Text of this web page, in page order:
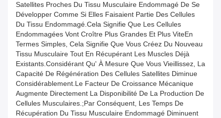
Satellites Proches Du Tissu Musculaire Endommagé De Se
Développer Comme Si Elles Faisaient Partie Des Cellules
Du Tissu Endommagé.Cela Signifie Que Les Cellules
Endommagées Vont Croître Plus Grandes Et Plus ViteEn
Termes Simples, Cela Signifie Que Vous Créez Du Nouveau
Tissu Musculaire Tout En Récupérant Les Muscles Déjà
Existants.Considérant Qu' À Mesure Que Vous Vieillissez, La
Capacité De Régénération Des Cellules Satellites Diminue
Considérablement.Le Facteur De Croissance Mécanique
Augmente Directement La Disponibilité De La Production De
Cellules Musculaires.;Par Conséquent, Les Temps De
Récupération Du Tissu Musculaire Endommagé Diminuent